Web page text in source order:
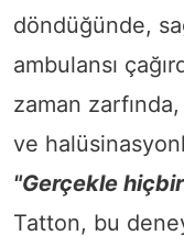
döndüğünde,
ambulansı
zaman zarfında,
ve
"Gerçekle
Tatton, bu